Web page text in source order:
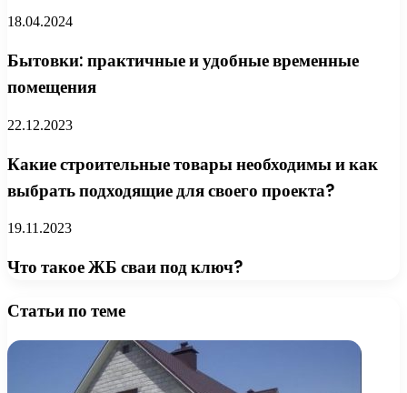
18.04.2024
Бытовки: практичные и удобные временные
помещения
22.12.2023
Какие строительные товары необходимы и как
выбрать подходящие для своего проекта?
19.11.2023
Что такое ЖБ сваи под ключ?
Статьи по теме